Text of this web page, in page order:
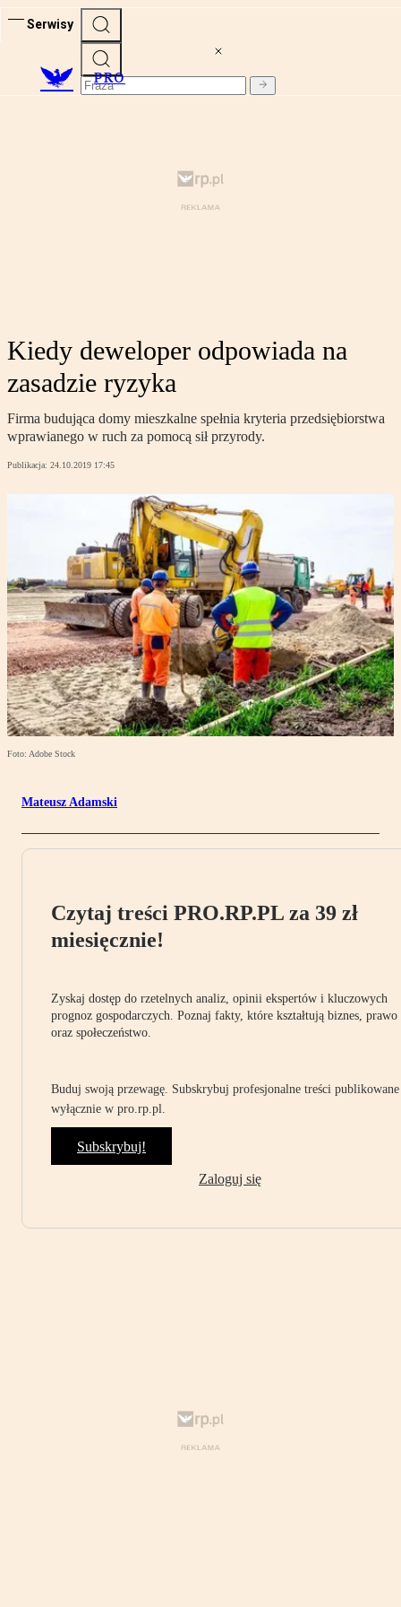
Serwisy
PRO
Kiedy deweloper odpowiada na
zasadzie ryzyka
Firma budująca domy mieszkalne spełnia kryteria przedsiębiorstwa
wprawianego w ruch za pomocą sił przyrody.
Publikacja: 24.10.2019 17:45
Foto: Adobe Stock
Mateusz Adamski
Czytaj treści PRO.RP.PL za 39 zł
miesięcznie!
Zyskaj dostęp do rzetelnych analiz, opinii ekspertów i kluczowych
prognoz gospodarczych. Poznaj fakty, które kształtują biznes, prawo
oraz społeczeństwo.
Buduj swoją przewagę. Subskrybuj profesjonalne treści publikowane
wyłącznie w pro.rp.pl.
Subskrybuj!
Zaloguj się